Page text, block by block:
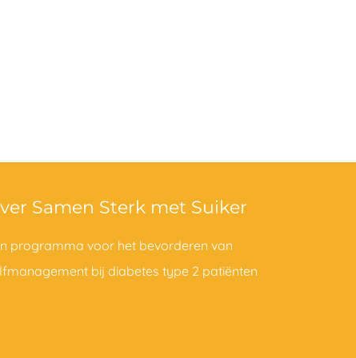
Samen Sterk met Suiker
programma voor het bevorderen van
bij diabetes type 2 patiënten